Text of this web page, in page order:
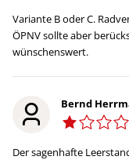
Variante B oder C.
ÖPNV sollte aber
wünschenswert.
Bernd
Der sagenhafte